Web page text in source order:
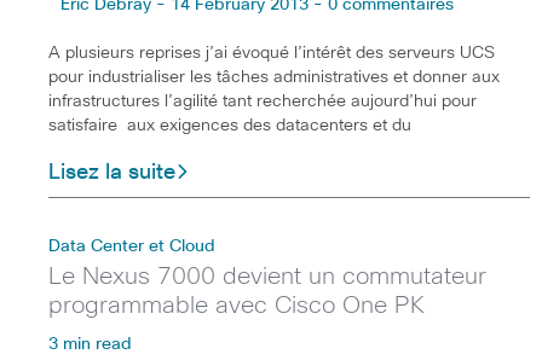
Eric Debray - 14 February 2013 - 0 commentaires
A plusieurs reprises j’ai évoqué l’intérêt des serveurs UCS
pour industrialiser les tâches administratives et donner aux
infrastructures l’agilité tant recherchée aujourd’hui pour
satisfaire aux exigences des datacenters et du
Lisez la suite
Data Center et Cloud
Le Nexus 7000 devient un commutateur
programmable avec Cisco One PK
3 min read